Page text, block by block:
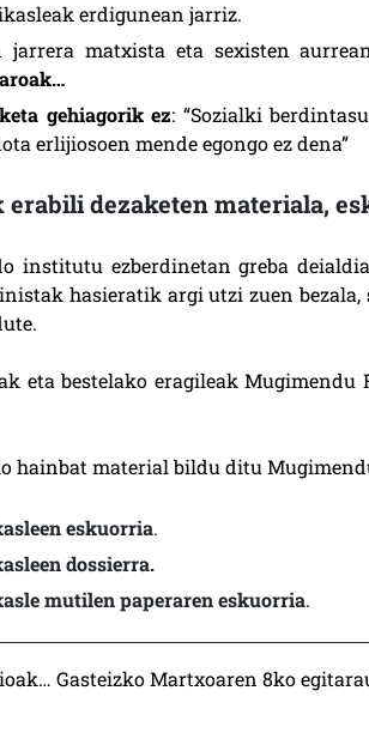
erdigunean jarriz.
jarrera matxista eta sexisten
gehiagorik ez: “Sozialki
erlijiosoen mende egongo ez dena”
dezaketen materiala,
institutu ezberdinetan greba
hasieratik argi utzi zuen bezala,
eta bestelako eragileak Mugimendu
hainbat material bildu ditu
eskuorria.
dossierra.
mutilen paperaren eskuorria.
Gasteizko Martxoaren 8ko